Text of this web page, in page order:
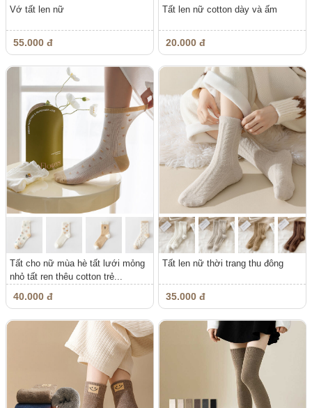
Vớ tất len nữ
55.000 đ
Tất len nữ cotton dày và ấm
20.000 đ
Tất cho nữ mùa hè tất lưới mỏng
nhỏ tất ren thêu cotton trẻ...
40.000 đ
Tất len nữ thời trang thu đông
35.000 đ